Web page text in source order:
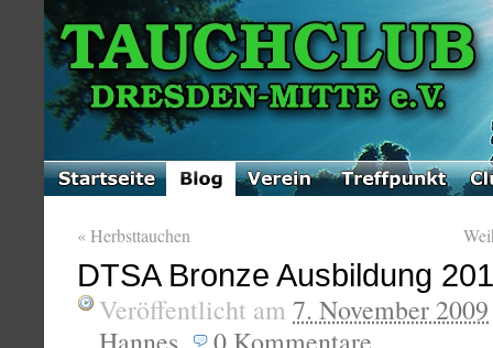
«Herbsttauchen
DTSA Bronze Ausbildung
Veröffentlicht am 7. November 2009